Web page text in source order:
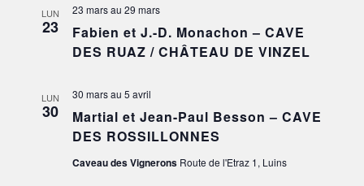
LUN
23
Fabien et J.-D. Monachon – CAVE
DES RUAZ / CHÂTEAU DE VINZEL
23 marsau 29 mars
LUN
30
Martial et Jean-Paul Besson – CAVE
DES ROSSILLONNES
30 marsau 5 avril
Caveau des Vignerons Route de l'Etraz 1, Luins